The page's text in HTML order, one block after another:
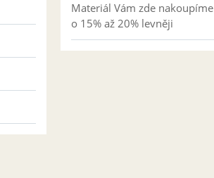
Materiál Vám zde nakoupíme
o 15% až 20% levněji